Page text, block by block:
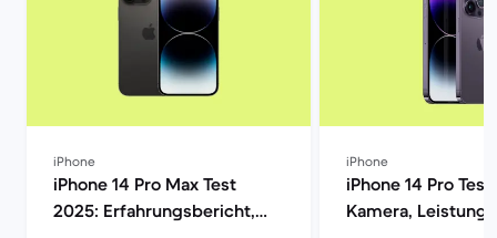
iPhone
iPhone 14 Pro Max Test
2025: Erfahrungsbericht,
iPhone
iPhone 14 Pro
Kamera,